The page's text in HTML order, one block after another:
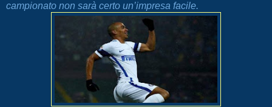
campionato non sarà certo un’impresa facile.